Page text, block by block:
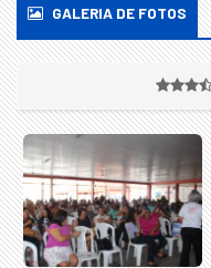
GALERIA DE FOTOS